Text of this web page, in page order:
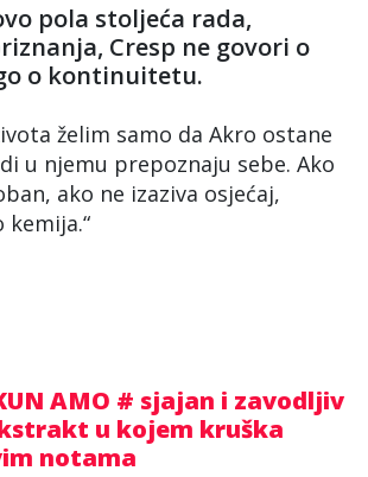
pola stoljeća rada,
Cresp ne govori o
o kontinuitetu.
želim samo da Akro ostane
u njemu prepoznaju sebe. Ako
ako ne izaziva osjećaj,
kemija.“
AMO # sjajan i zavodljiv
u kojem kruška
notama